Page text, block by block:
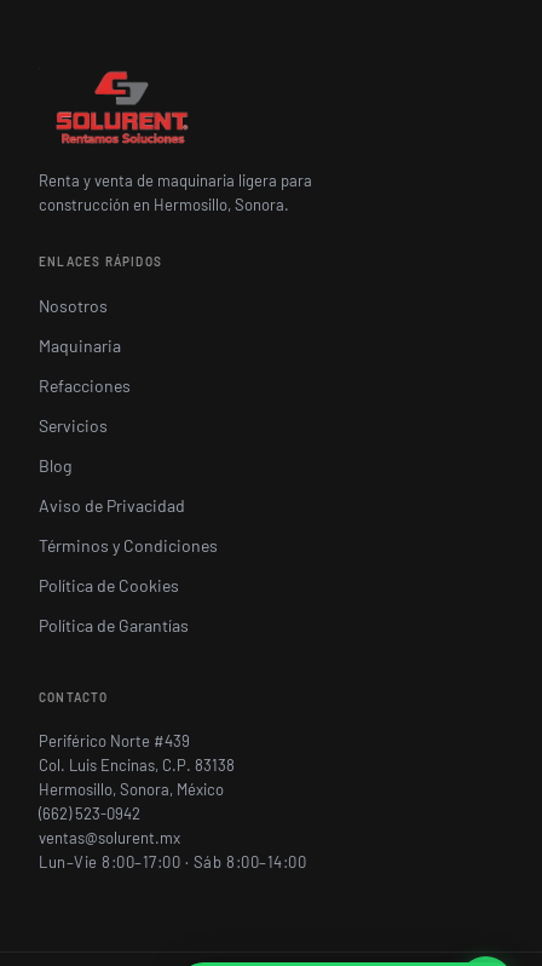
Renta y venta de maquinaria ligera para
construcción en Hermosillo, Sonora.
ENLACES RÁPIDOS
Nosotros
Maquinaria
Refacciones
Servicios
Blog
Aviso de Privacidad
Términos y Condiciones
Política de Cookies
Política de Garantías
CONTACTO
Periférico Norte #439
Col. Luis Encinas, C.P. 83138
Hermosillo, Sonora, México
(662) 523-0942
ventas@solurent.mx
Lun–Vie 8:00–17:00 · Sáb 8:00–14:00